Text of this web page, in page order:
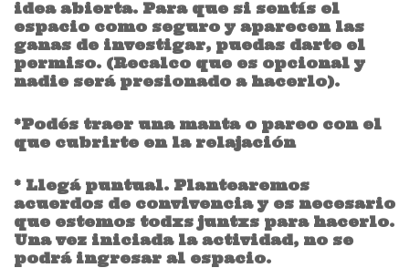
idea abierta. Para que si sentís el
espacio como seguro y aparecen las
ganas de investigar, puedas darte el
permiso. (Recalco que es opcional y
nadie será presionado a hacerlo).
*Podés traer una manta o pareo con el
que cubrirte en la relajación
* Llegá puntual. Plantearemos
acuerdos de convivencia y es necesario
que estemos todxs juntxs para hacerlo.
Una vez iniciada la actividad, no se
podrá ingresar al espacio.